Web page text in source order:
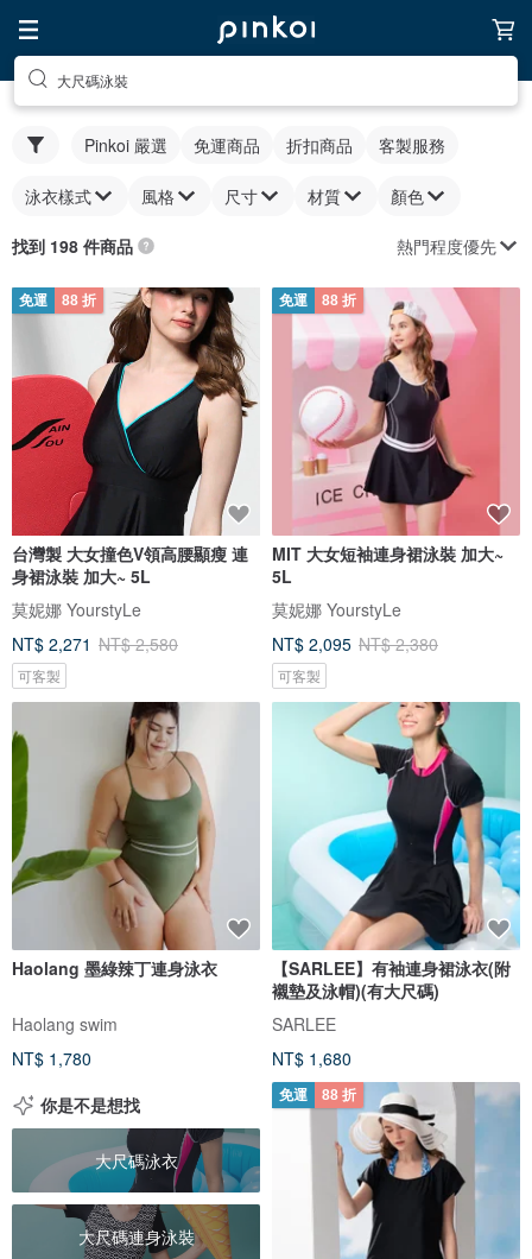
大尺碼泳裝
Pinkoi 嚴選 免運商品 折扣商品 客製服務
泳衣樣式 風格 尺寸 材質 顏色
找到 198 件商品 熱門程度優先
免運 88 折
台灣製 大女撞色V領高腰顯瘦 連
身裙泳裝 加大~ 5L
莫妮娜 YourstyLe
NT$ 2,271 NT$ 2,580
可客製
免運 88 折
MIT 大女短袖連身裙泳裝 加大~
5L
莫妮娜 YourstyLe
NT$ 2,095 NT$ 2,380
可客製
Haolang 墨綠辣丁連身泳衣
Haolang swim
NT$ 1,780
【SARLEE】有袖連身裙泳衣(附
襯墊及泳帽)(有大尺碼)
SARLEE
NT$ 1,680
你是不是想找
大尺碼泳衣
大尺碼連身泳裝
免運 88 折